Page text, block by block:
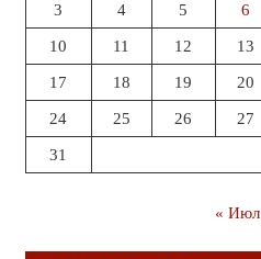
3 4 5 6
10 11 12 13
17 18 19 20
24 25 26 27
31
« Июл